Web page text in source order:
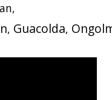
, Guacolda,